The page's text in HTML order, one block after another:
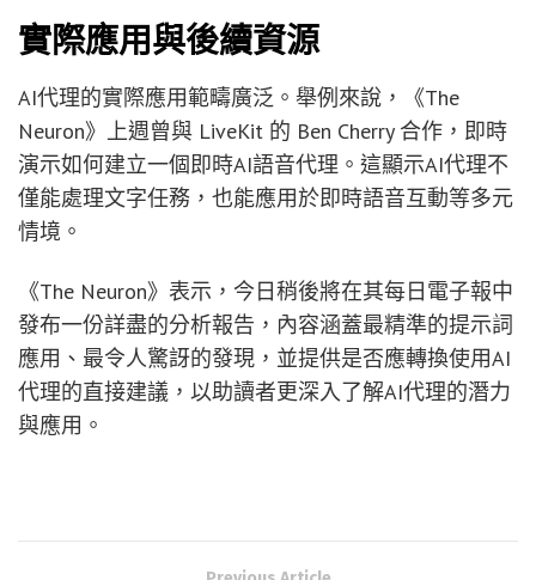
實際應用與後續資源
AI代理的實際應用範疇廣泛。舉例來說，《The
Neuron》上週曾與 LiveKit 的 Ben Cherry 合作，即時
演示如何建立一個即時AI語音代理。這顯示AI代理不
僅能處理文字任務，也能應用於即時語音互動等多元
情境。
《The Neuron》表示，今日稍後將在其每日電子報中
發布一份詳盡的分析報告，內容涵蓋最精準的提示詞
應用、最令人驚訝的發現，並提供是否應轉換使用AI
代理的直接建議，以助讀者更深入了解AI代理的潛力
與應用。